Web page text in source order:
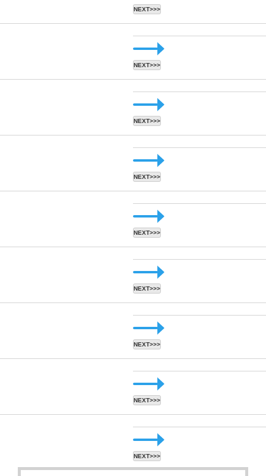
NEXT>>>
NEXT>>>
NEXT>>>
NEXT>>>
NEXT>>>
NEXT>>>
NEXT>>>
NEXT>>>
NEXT>>>